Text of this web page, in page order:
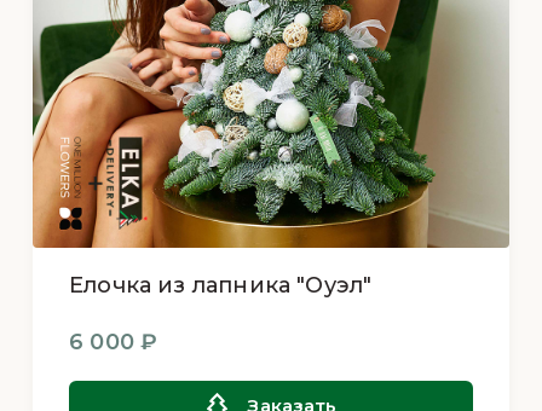
Елочка из лапника "Оуэл"
6 000 ₽
Заказать